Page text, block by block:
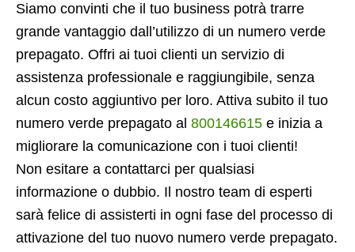
Siamo convinti che il tuo business potrà trarre
grande vantaggio dall’utilizzo di un numero verde
prepagato. Offri ai tuoi clienti un servizio di
assistenza professionale e raggiungibile, senza
alcun costo aggiuntivo per loro. Attiva subito il tuo
numero verde prepagato al 800146615 e inizia a
migliorare la comunicazione con i tuoi clienti!
Non esitare a contattarci per qualsiasi
informazione o dubbio. Il nostro team di esperti
sarà felice di assisterti in ogni fase del processo di
attivazione del tuo nuovo numero verde prepagato.